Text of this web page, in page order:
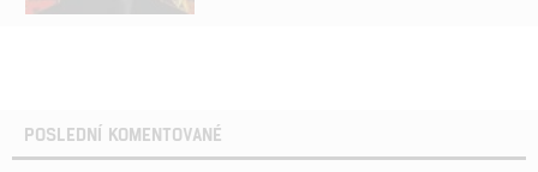
POSLEDNÍ KOMENTOVANÉ